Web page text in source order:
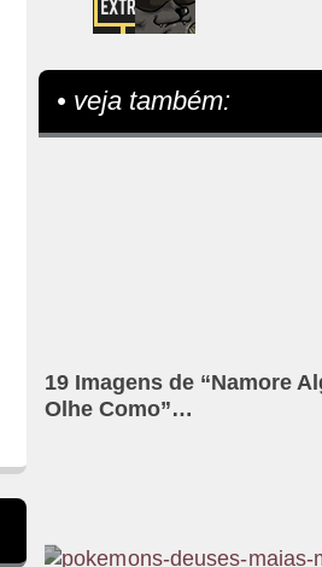
• veja também:
19 Imagens de “Namore
Olhe Como”…